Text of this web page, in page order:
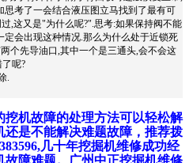
考了一会结合液压图立马找到了最有可
,这又是"为什么呢?".思考:如果保持阀不能
会出现这种情况.那么为什么处于近锁死
个先导油口,其中一个是三通头,会不会这
呢?
.
挖机故障的处理方法可以轻松解
是不能解决难题故障，推荐拨
几十年挖掘机维修成功经